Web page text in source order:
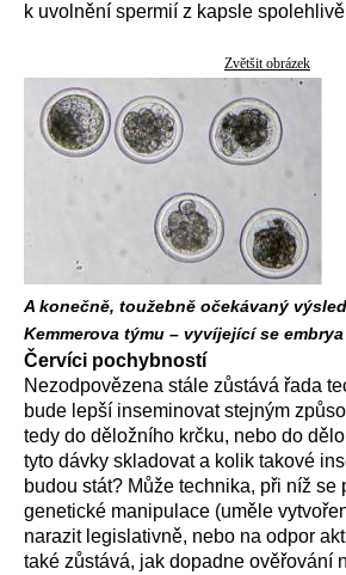
k uvolnění spermií z kapsle
Zvětšit obrázek
A konečně, toužebně očekávaný
Kemmerova týmu – vyvíjející se embrya
Červíci pochybností
Nezodpovězena stále zůstává řada
bude lepší inseminovat stejným
tedy do děložního krčku, nebo do
tyto dávky skladovat a kolik takové
budou stát? Může technika, při níž se
genetické manipulace (uměle
narazit legislativně, nebo na odpor
také zůstává, jak dopadne ověřování